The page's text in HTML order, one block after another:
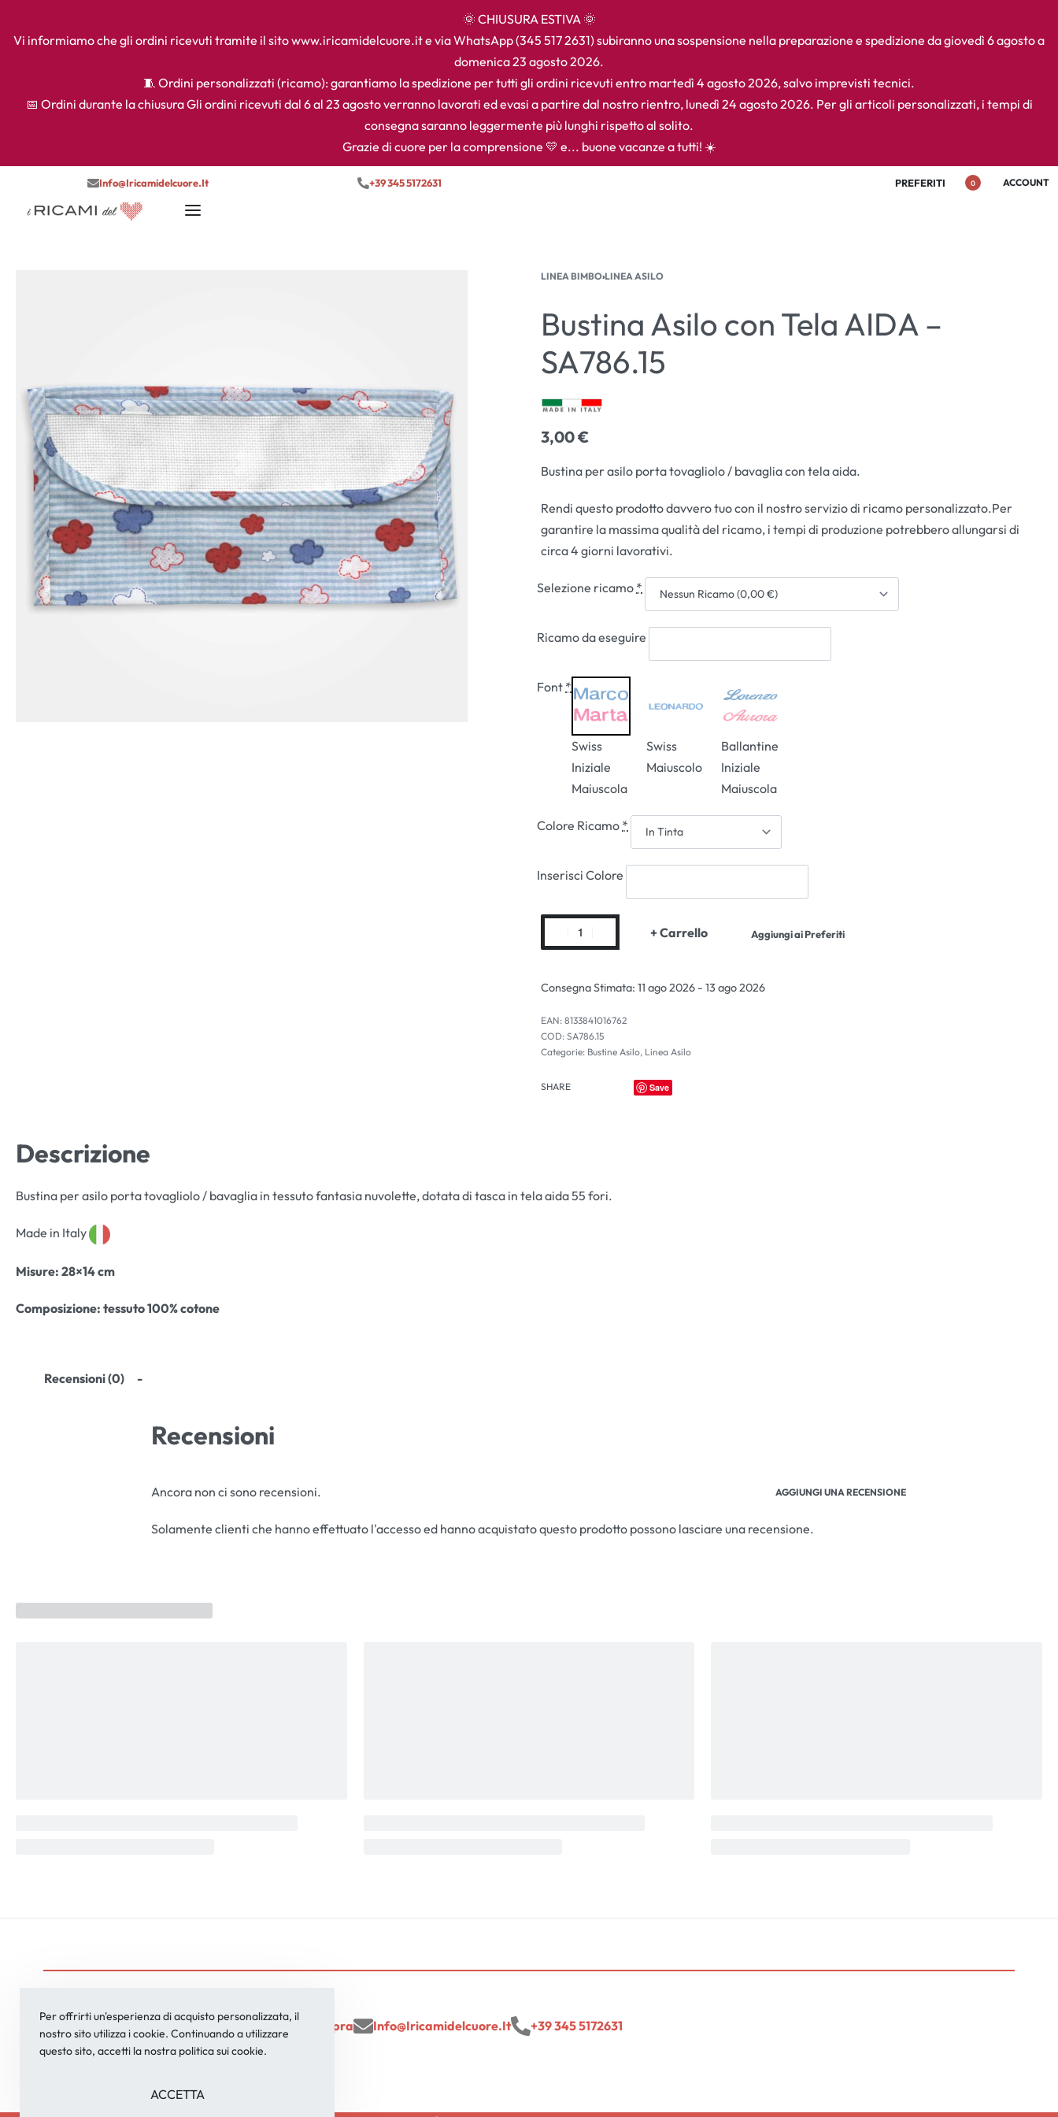
🌞 CHIUSURA ESTIVA 🌞
Vi informiamo che gli ordini ricevuti tramite il sito www.iricamidelcuore.it e via WhatsApp (345 517 2631) subiranno una sospensione nella preparazione e spedizione da giovedì 6 agosto a
domenica 23 agosto 2026.
🧵 Ordini personalizzati (ricamo): garantiamo la spedizione per tutti gli ordini ricevuti entro martedì 4 agosto 2026, salvo imprevisti tecnici.
📅 Ordini durante la chiusura Gli ordini ricevuti dal 6 al 23 agosto verranno lavorati ed evasi a partire dal nostro rientro, lunedì 24 agosto 2026. Per gli articoli personalizzati, i tempi di
consegna saranno leggermente più lunghi rispetto al solito.
Grazie di cuore per la comprensione 💛 e... buone vacanze a tutti! ☀️
Info@iricamidelcuore.it +39 345 5172631 PREFERITI 0 ACCOUNT
LINEA BIMBO›LINEA ASILO
Bustina Asilo con Tela AIDA –
SA786.15
3,00€
Bustina per asilo porta tovagliolo / bavaglia con tela aida.
Rendi questo prodotto davvero tuo con il nostro servizio di ricamo personalizzato.Per
garantire la massima qualità del ricamo, i tempi di produzione potrebbero allungarsi di
circa 4 giorni lavorativi.
Selezione ricamo *
Ricamo da eseguire
Font *
Swiss
Iniziale
Maiuscola
Swiss
Maiuscolo
Ballantine
Iniziale
Maiuscola
Colore Ricamo *
Inserisci Colore
+ Carrello Aggiungi ai Preferiti
Consegna Stimata: 11 ago 2026 - 13 ago 2026
EAN:8133841016762
SA786.15
Categorie: Bustine Asilo, Linea Asilo
SHARE Save
Descrizione
Bustina per asilo porta tovagliolo / bavaglia in tessuto fantasia nuvolette, dotata di tasca in tela aida 55 fori.
Made in Italy
Misure: 28×14 cm
Composizione: tessuto 100% cotone
Recensioni (0)
Recensioni
Ancora non ci sono recensioni. AGGIUNGI UNA RECENSIONE
Solamente clienti che hanno effettuato l'accesso ed hanno acquistato questo prodotto possono lasciare una recensione.
Via Lesina, 57
24030-Brembate Di Sopra
Bergamo - Italia
Info@iricamidelcuore.it +39 345 5172631
Per offrirti un'esperienza di acquisto personalizzata, il
nostro sito utilizza i cookie. Continuando a utilizzare
questo sito, accetti la nostra politica sui cookie.
ACCETTA